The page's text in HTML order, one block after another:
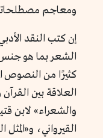
ومعاجم مصطلحاته
إن كتب النقد
الشعر بما هو
كثيرًا من
العلاقة بين
والشعراء» لابن
القيرواني،